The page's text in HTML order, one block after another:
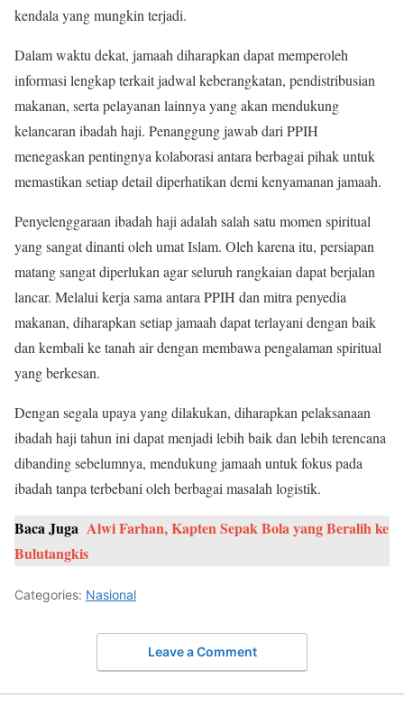
kendala yang mungkin terjadi.
Dalam waktu dekat, jamaah diharapkan dapat memperoleh
informasi lengkap terkait jadwal keberangkatan, pendistribusian
makanan, serta pelayanan lainnya yang akan mendukung
kelancaran ibadah haji. Penanggung jawab dari PPIH
menegaskan pentingnya kolaborasi antara berbagai pihak untuk
memastikan setiap detail diperhatikan demi kenyamanan jamaah.
Penyelenggaraan ibadah haji adalah salah satu momen spiritual
yang sangat dinanti oleh umat Islam. Oleh karena itu, persiapan
matang sangat diperlukan agar seluruh rangkaian dapat berjalan
lancar. Melalui kerja sama antara PPIH dan mitra penyedia
makanan, diharapkan setiap jamaah dapat terlayani dengan baik
dan kembali ke tanah air dengan membawa pengalaman spiritual
yang berkesan.
Dengan segala upaya yang dilakukan, diharapkan pelaksanaan
ibadah haji tahun ini dapat menjadi lebih baik dan lebih terencana
dibanding sebelumnya, mendukung jamaah untuk fokus pada
ibadah tanpa terbebani oleh berbagai masalah logistik.
Baca Juga Alwi Farhan, Kapten Sepak Bola yang Beralih ke
Bulutangkis
Categories: Nasional
Leave a Comment